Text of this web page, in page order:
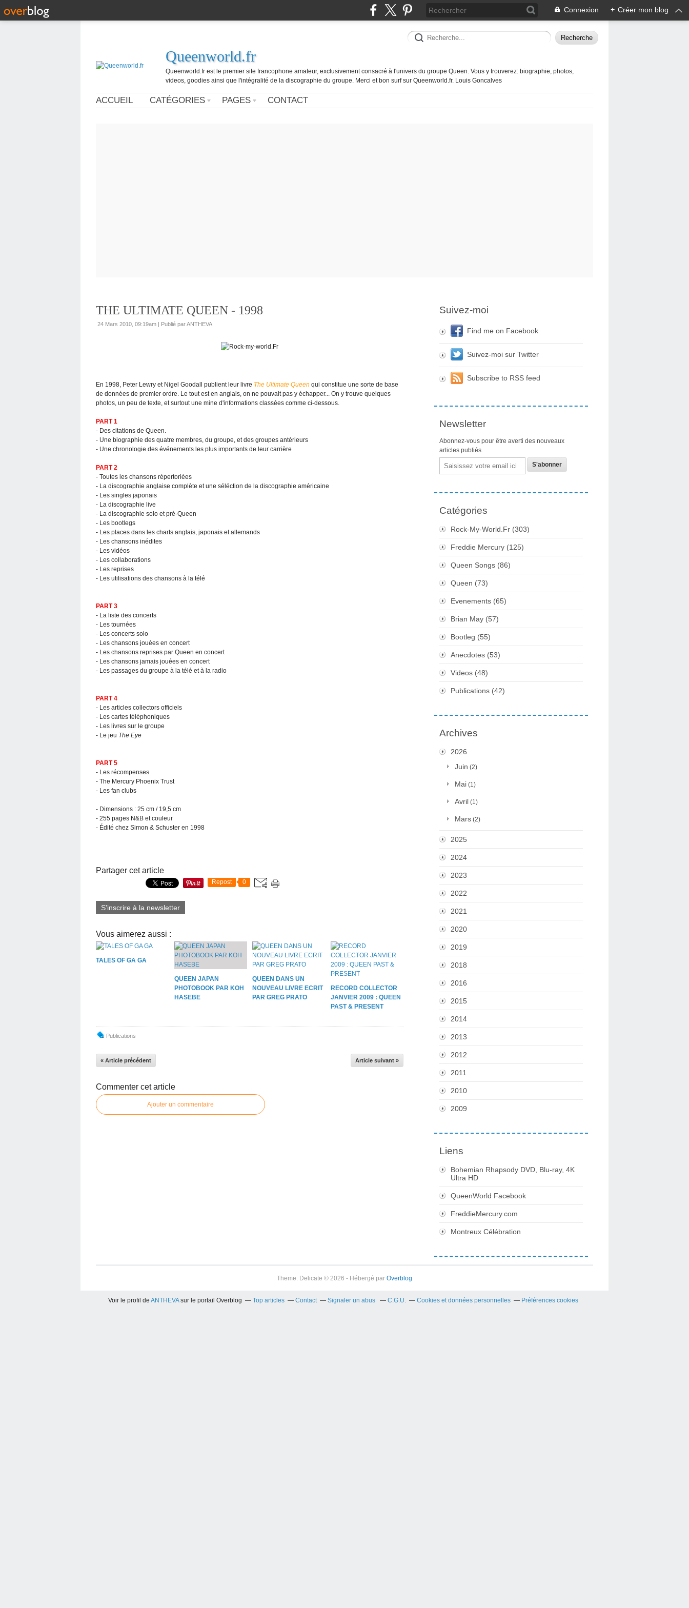
Connexion + Créer mon blog
Queenworld.fr
Queenworld.fr est le premier site francophone amateur, exclusivement consacré à l'univers du groupe Queen. Vous y trouverez: biographie, photos,
videos, goodies ainsi que l'intégralité de la discographie du groupe. Merci et bon surf sur Queenworld.fr. Louis Goncalves
ACCUEIL CATÉGORIES PAGES CONTACT
THE ULTIMATE QUEEN - 1998
24 Mars 2010, 09:19am | Publié par ANTHEVA
En 1998, Peter Lewry et Nigel Goodall publient leur livre The Ultimate Queen qui constitue une sorte de base
de données de premier ordre. Le tout est en anglais, on ne pouvait pas y échapper... On y trouve quelques
photos, un peu de texte, et surtout une mine d'informations classées comme ci-dessous.
PART 1
- Des citations de Queen.
- Une biographie des quatre membres, du groupe, et des groupes antérieurs
- Une chronologie des événements les plus importants de leur carrière
PART 2
- Toutes les chansons répertoriées
- La discographie anglaise complète et une séléction de la discographie américaine
- Les singles japonais
- La discographie live
- La discographie solo et pré-Queen
- Les bootlegs
- Les places dans les charts anglais, japonais et allemands
- Les chansons inédites
- Les vidéos
- Les collaborations
- Les reprises
- Les utilisations des chansons à la télé
PART 3
- La liste des concerts
- Les tournées
- Les concerts solo
- Les chansons jouées en concert
- Les chansons reprises par Queen en concert
- Les chansons jamais jouées en concert
- Les passages du groupe à la télé et à la radio
PART 4
- Les articles collectors officiels
- Les cartes téléphoniques
- Les livres sur le groupe
- Le jeu The Eye
PART 5
- Les récompenses
- The Mercury Phoenix Trust
- Les fan clubs
- Dimensions : 25 cm / 19,5 cm
- 255 pages N&B et couleur
- Édité chez Simon & Schuster en 1998
Partager cet article
Repost 0
S'inscrire à la newsletter
Vous aimerez aussi :
TALES OF GA GA
QUEEN JAPAN
PHOTOBOOK PAR KOH
HASEBE
QUEEN DANS UN
NOUVEAU LIVRE ECRIT
PAR GREG PRATO
RECORD COLLECTOR
JANVIER 2009 : QUEEN
PAST & PRESENT
Publications
« Article précédent Article suivant »
Commenter cet article
Ajouter un commentaire
Suivez-moi
Find me on Facebook
Suivez-moi sur Twitter
Subscribe to RSS feed
Newsletter
Abonnez-vous pour être averti des nouveaux
articles publiés.
Email
Catégories
Rock-My-World.fr (303)
Freddie Mercury (125)
Queen Songs (86)
Queen (73)
Evenements (65)
Brian May (57)
Bootleg (55)
Anecdotes (53)
Videos (48)
Publications (42)
Archives
2026
Juin (2)
Mai (1)
Avril (1)
Mars (2)
2025
2024
2023
2022
2021
2020
2019
2018
2016
2015
2014
2013
2012
2011
2010
2009
Liens
Bohemian Rhapsody DVD, Blu-ray, 4K
Ultra HD
QueenWorld Facebook
FreddieMercury.com
Montreux Célébration
Theme: Delicate © 2026 - Hébergé par Overblog
Voir le profil de ANTHEVAsur le portail Overblog Top articles Contact Signaler un abus C.G.U. Cookies et données personnelles Préférences cookies